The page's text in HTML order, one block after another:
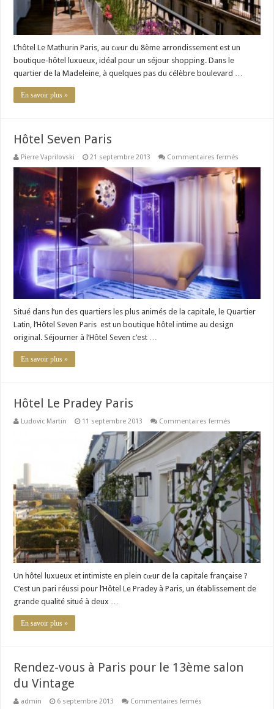
L’hôtel Le Mathurin Paris, au cœur du 8ème arrondissement est un
boutique-hôtel luxueux, idéal pour un séjour shopping. Dans le
quartier de la Madeleine, à quelques pas du célèbre boulevard …
En savoir plus »
Hôtel Seven Paris
Pierre Vaprilovski 21 septembre 2013 Commentaires fermés
Seven
Paris
Situé dans l’un des quartiers les plus animés de la capitale, le Quartier
Latin, l’Hôtel Seven Paris est un boutique hôtel intime au design
original. Séjourner à l’Hôtel Seven c’est …
En savoir plus »
Hôtel Le Pradey Paris
Ludovic Martin 11 septembre 2013 Commentaires fermés
Le
Pradey
Paris
Un hôtel luxueux et intimiste en plein cœur de la capitale française ?
C’est un pari réussi pour l’Hôtel Le Pradey à Paris, un établissement de
grande qualité situé à deux …
En savoir plus »
Rendez-vous à Paris pour le 13ème salon
du Vintage
admin 6 septembre 2013 Commentaires fermés